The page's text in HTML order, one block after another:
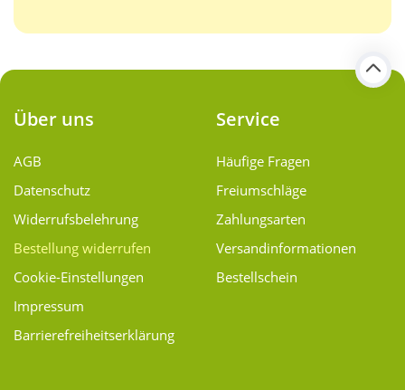
Über uns
AGB
Datenschutz
Widerrufsbelehrung
Bestellung widerrufen
Cookie-Einstellungen
Impressum
Barrierefreiheitserklärung
Service
Häufige Fragen
Freiumschläge
Zahlungsarten
Versand­informationen
Bestellschein